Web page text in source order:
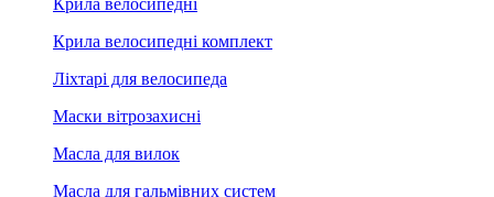
Крила велосипедні
Крила велосипедні комплект
Ліхтарі для велосипеда
Маски вітрозахисні
Масла для вилок
Масла для гальмівних систем